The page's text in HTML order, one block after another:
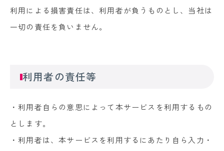
利用による損害責任は、利用者が負うものとし、当社は
一切の責任を負いません。
利用者の責任等
・利用者自らの意思によって本サービスを利用するもの
とします。
・利用者は、本サービスを利用するにあたり自ら入力・